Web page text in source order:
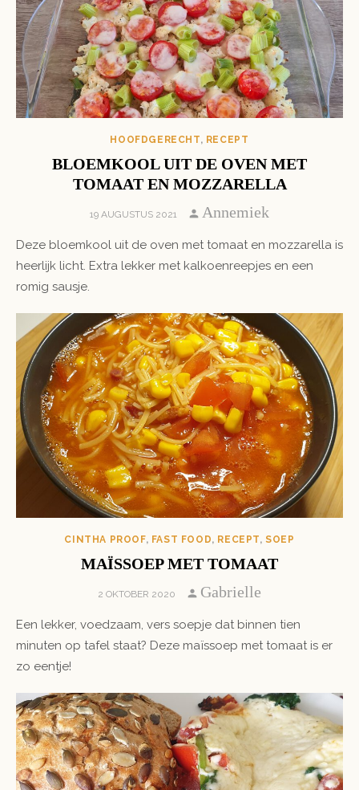
HOOFDGERECHT, RECEPT
BLOEMKOOL UIT DE OVEN MET
TOMAAT EN MOZZARELLA
POSTED
19 AUGUSTUS 2021 Author
Annemiek
Deze bloemkool uit de oven met tomaat en mozzarella is
heerlijk licht. Extra lekker met kalkoenreepjes en een
romig sausje.
CINTHA PROOF, FAST FOOD, RECEPT,SOEP
MAÏSSOEP MET TOMAAT
POSTED
2 OKTOBER 2020 Author
Gabrielle
Een lekker, voedzaam, vers soepje dat binnen tien
minuten op tafel staat? Deze maïssoep met tomaat is er
zo eentje!